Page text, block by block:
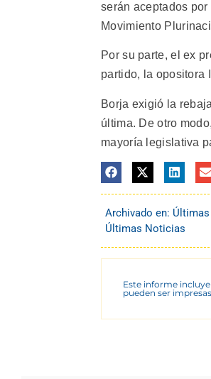
serán aceptados
Movimiento
Por su parte, el ex
partido, la opositora
Borja exigió la
última. De otro
mayoría legislativa
Archivado en:
Últimas Noticias
Este informe
pueden ser